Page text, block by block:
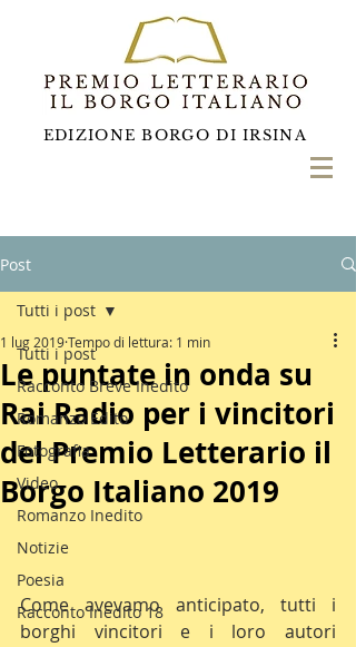
EDIZIONE BORGO DI IRSINA
Post
Tutti i post
Racconto Breve Inedito
Romanzo Edito
Fotografia
Video
Romanzo Inedito
Notizie
Poesia
Racconto Inedito 18
Tutti i post
Le puntate in onda su
Rai Radio per i vincitori
del Premio Letterario il
Borgo Italiano 2019
1 lug 2019Tempo di lettura: 1 min
Come avevamo anticipato, tutti i
borghi vincitori e i loro autori